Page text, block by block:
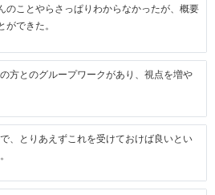
のことやらさっぱりわからなかったが、概要
ができた。
方とのグループワークがあり、視点を増や
、とりあえずこれを受けておけば良いとい